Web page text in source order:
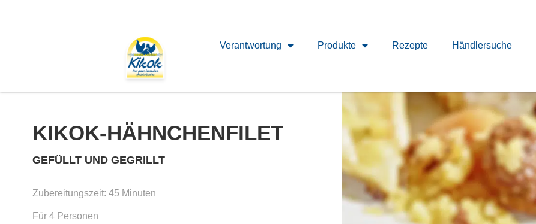
Verantwortung Produkte Rezepte Händlersuche
KIKOK-HÄHNCHENFILET
GEFÜLLT UND GEGRILLT
Zubereitungszeit: 45 Minuten
Für 4 Personen